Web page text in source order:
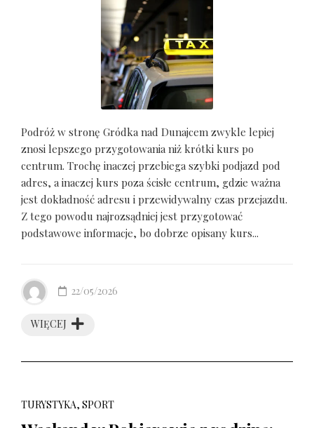
Podróż w stronę Gródka nad Dunajcem zwykle lepiej
znosi lepszego przygotowania niż krótki kurs po
centrum. Trochę inaczej przebiega szybki podjazd pod
adres, a inaczej kurs poza ścisłe centrum, gdzie ważna
jest dokładność adresu i przewidywalny czas przejazdu.
Z tego powodu najrozsądniej jest przygotować
podstawowe informacje, bo dobrze opisany kurs...
WIĘCEJ
22/05/2026
TURYSTYKA, SPORT